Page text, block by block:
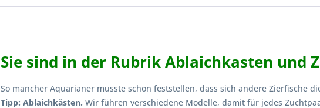
Sie sind in der Rubrik Ablaichkasten und
So mancher Aquarianer musste schon feststellen, dass sich andere Zierfische
Tipp: Ablaichkästen. Wir führen verschiedene Modelle, damit für jedes